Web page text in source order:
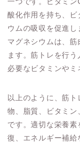
酸化作用を持ち、
ウムの吸収を促進
マグネシウムは、
ます。筋トレを行う
必要なビタミンやミ
以上のように、筋
物、脂質、ビタミ
です。適切な栄養
復、エネルギー補給